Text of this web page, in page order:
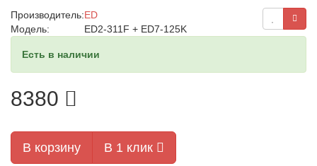
Производитель:ED
Модель:
ED2-311F + ED7-125K
Есть в наличии
8380
В корзину В 1 клик